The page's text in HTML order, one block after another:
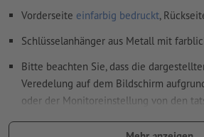
Rechtschreib- und Satzfehler
werden
Wie lege ich Druckdaten richtig an?
Vorderseite einfarbig bedruckt,
Schlüsselanhänger aus Metall mit
Bitte beachten Sie, dass die
Veredelung auf dem Bildschirm
oder der Monitoreinstellung von den